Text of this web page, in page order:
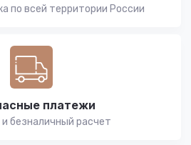
по всей территории России
платежи
безналичный расчет